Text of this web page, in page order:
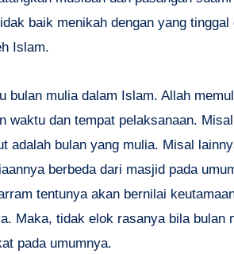
baik menikah dengan yang
Islam.
bulan mulia dalam Islam. Allah
waktu dan tempat pelaksanaan.
adalah bulan yang mulia. Misal
berbeda dari masjid pada
tentunya akan bernilai
Maka, tidak elok rasanya bila
pada umumnya.